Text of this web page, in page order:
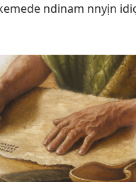
ndinam nnyịn